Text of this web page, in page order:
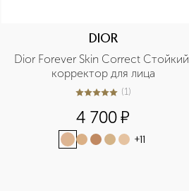
DIOR
Dior Forever Skin Correct Стойкий
корректор для лица
5из 51 (1)
4 700¤
+11